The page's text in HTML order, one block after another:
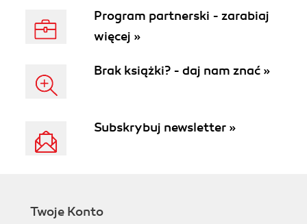
Program partnerski - zarabiaj
więcej »
Brak książki? - daj nam znać »
Subskrybuj newsletter »
Twoje Konto